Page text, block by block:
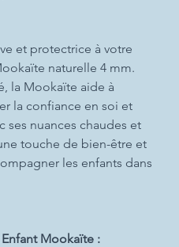
et protectrice à votre
naturelle 4 mm.
la Mookaïte aide à
la confiance en soi et
ses nuances chaudes et
touche de bien-être et
les enfants dans
Mookaïte :